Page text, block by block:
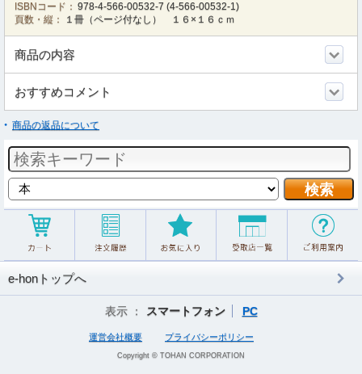
ISBNコード： 978-4-566-00532-7 (4-566-00532-1)
頁数・縦：
１冊（ページ付なし） １６×１６ｃｍ
商品の内容
おすすめコメント
商品の返品について
e-honトップへ
表示 ： スマートフォン PC
運営会社概要 プライバシーポリシー
Copyright © TOHAN CORPORATION